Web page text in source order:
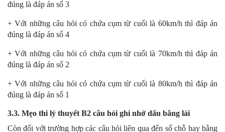
đúng là đáp án số 3
+ Với những câu hỏi có chứa cụm từ cuối là 60km/h thì đáp án
đúng là đáp án số 4
+ Với những câu hỏi có chứa cụm từ cuối là 70km/h thì đáp án
đúng là đáp án số 2
+ Với những câu hỏi có chứa cụm từ cuối là 80km/h thì đáp án
đúng là đáp án số 1
3.3. Mẹo thi lý thuyết B2 câu hỏi ghi nhớ dấu bằng lái
Còn đối với trường hợp các câu hỏi liên qua đến số chỗ hay bằng